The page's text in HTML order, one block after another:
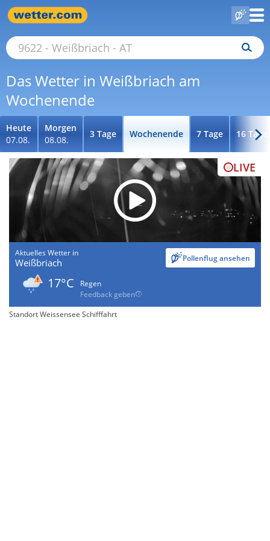
Das Wetter in Weißbriach am
Wochenende
Heute
07.08.
Morgen
08.08.
3 Tage Wochenende 7 Tage 16 Tage
LIVE
Aktuelles Wetter in
Weißbriach Pollenflug ansehen
17°C
Regen
Feedback geben
Standort Weissensee Schifffahrt